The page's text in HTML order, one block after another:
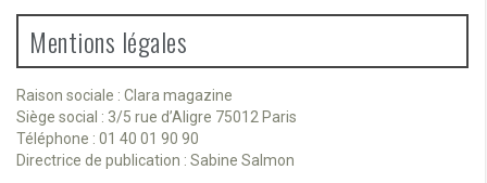
Mentions légales
Raison sociale : Clara magazine
Siège social : 3/5 rue d’Aligre 75012 Paris
Téléphone : 01 40 01 90 90
Directrice de publication : Sabine Salmon